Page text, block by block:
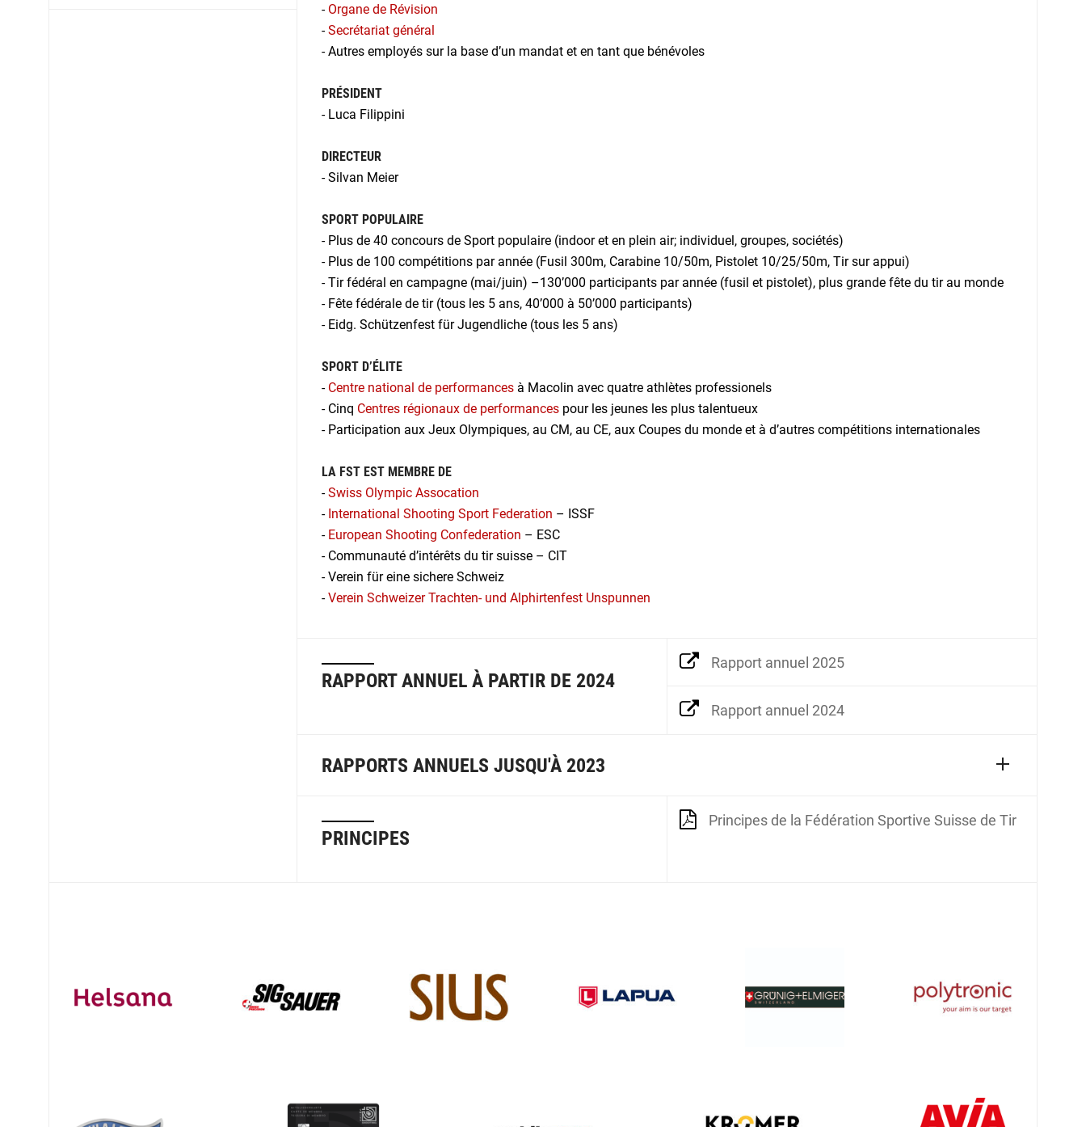
- Organe de Révision
-Secrétariat général
- Autres employés sur la base d’un mandat et en tant que bénévoles
PRÉSIDENT
- Luca Filippini
DIRECTEUR
- Silvan Meier
SPORT POPULAIRE
- Plus de 40 concours de Sport populaire (indoor et en plein air; individuel, groupes, sociétés)
- Plus de 100 compétitions par année (Fusil 300m, Carabine 10/50m, Pistolet 10/25/50m, Tir sur appui)
- Tir fédéral en campagne (mai/juin) –130’000 participants par année (fusil et pistolet), plus grande fête du tir au monde
- Fête fédérale de tir (tous les 5 ans, 40’000 à 50’000 participants)
- Eidg. Schützenfest für Jugendliche (tous les 5 ans)
SPORT D’ÉLITE
- Centre national de performancesà Macolin avec quatre athlètes professionels
- Cinq Centres régionaux de performancespour les jeunes les plus talentueux
- Participation aux Jeux Olympiques, au CM, au CE, aux Coupes du monde et à d’autres compétitions internationales
LA FST EST MEMBRE DE
-Swiss Olympic Assocation
- International Shooting Sport Federation – ISSF
- European Shooting Confederation – ESC
- Communauté d’intérêts du tir suisse – CIT
- Verein für eine sichere Schweiz
-Verein Schweizer Trachten- und Alphirtenfest Unspunnen
RAPPORT ANNUEL À PARTIR DE 2024
Rapport annuel 2025
Rapport annuel 2024
RAPPORTS ANNUELS JUSQU'À 2023
PRINCIPES
Principes de la Fédération Sportive Suisse de Tir